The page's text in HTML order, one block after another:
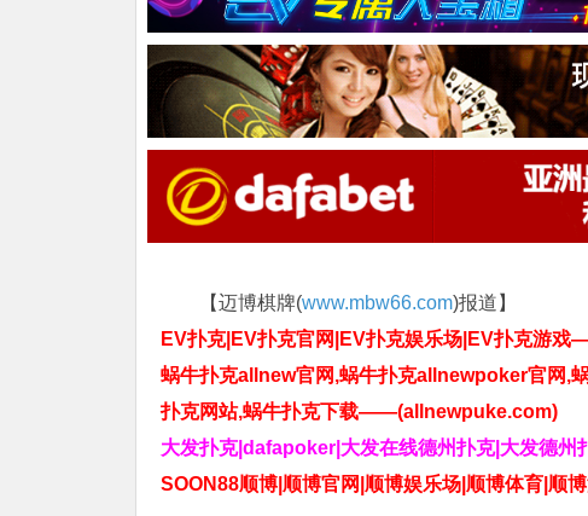
【迈博棋牌(www.mbw66.com)报道】
EV扑克|EV扑克官网|EV扑克娱乐场|EV扑克游
蜗牛扑克allnew官网,蜗牛扑克allnewpoker官网,
扑克网站,蜗牛扑克下载——(allnewpuke.com)
大发扑克|dafapoker|大发在线德州扑克|大发德
SOON88顺博|顺博官网|顺博娱乐场|顺博体育|